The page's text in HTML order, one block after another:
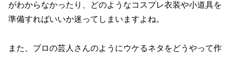
がわからなかったり、どのようなコスプレ衣装や小道具を
準備すればいいか迷ってしまいますよね。
また、プロの芸人さんのようにウケるネタをどうやって作